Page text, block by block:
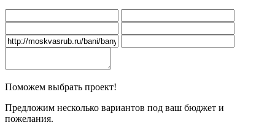
Поможем выбрать проект!
Предложим несколько вариантов под ваш бюджет и
пожелания.